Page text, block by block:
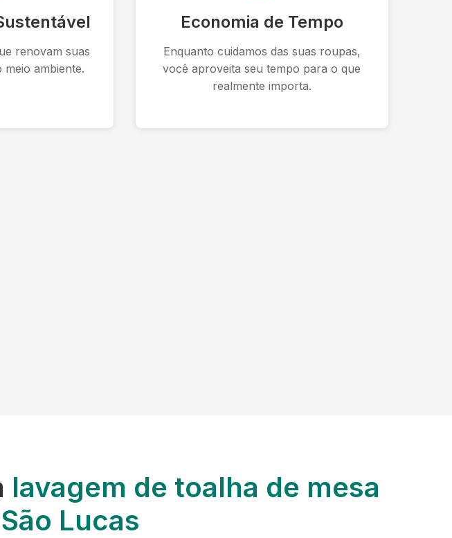
renovam suas
ambiente.
Economia de Tempo
Enquanto cuidamos das suas roupas,
você aproveita seu tempo para o que
realmente importa.
lavagem de toalha de mesa
Lucas